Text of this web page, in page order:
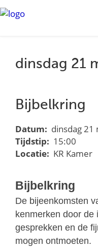
dinsdag 21
Bijbelkring
Datum: dinsdag 21
Tijdstip: 15:00
Locatie: KR Kamer
Bijbelkring
De bijeenkomsten
kenmerken door de
gesprekken en de
mogen ontmoeten.